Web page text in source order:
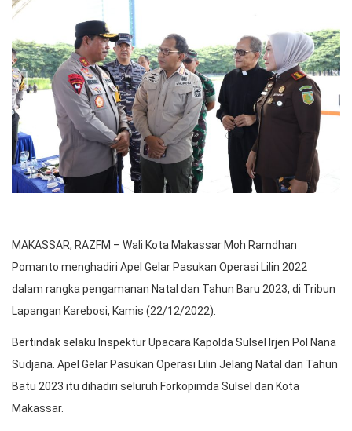
MAKASSAR, RAZFM – Wali Kota Makassar Moh Ramdhan
Pomanto menghadiri Apel Gelar Pasukan Operasi Lilin 2022
dalam rangka pengamanan Natal dan Tahun Baru 2023, di Tribun
Lapangan Karebosi, Kamis (22/12/2022).
Bertindak selaku Inspektur Upacara Kapolda Sulsel Irjen Pol Nana
Sudjana. Apel Gelar Pasukan Operasi Lilin Jelang Natal dan Tahun
Batu 2023 itu dihadiri seluruh Forkopimda Sulsel dan Kota
Makassar.